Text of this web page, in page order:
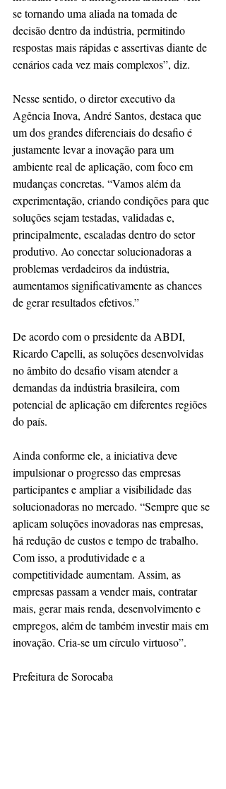
se tornando uma aliada na tomada de
decisão dentro da indústria, permitindo
respostas mais rápidas e assertivas diante de
cenários cada vez mais complexos”, diz.
Nesse sentido, o diretor executivo da
Agência Inova, André Santos, destaca que
um dos grandes diferenciais do desafio é
justamente levar a inovação para um
ambiente real de aplicação, com foco em
mudanças concretas. “Vamos além da
experimentação, criando condições para que
soluções sejam testadas, validadas e,
principalmente, escaladas dentro do setor
produtivo. Ao conectar solucionadoras a
problemas verdadeiros da indústria,
aumentamos significativamente as chances
de gerar resultados efetivos.”
De acordo com o presidente da ABDI,
Ricardo Capelli, as soluções desenvolvidas
no âmbito do desafio visam atender a
demandas da indústria brasileira, com
potencial de aplicação em diferentes regiões
do país.
Ainda conforme ele, a iniciativa deve
impulsionar o progresso das empresas
participantes e ampliar a visibilidade das
solucionadoras no mercado. “Sempre que se
aplicam soluções inovadoras nas empresas,
há redução de custos e tempo de trabalho.
Com isso, a produtividade e a
competitividade aumentam. Assim, as
empresas passam a vender mais, contratar
mais, gerar mais renda, desenvolvimento e
empregos, além de também investir mais em
inovação. Cria-se um círculo virtuoso”.
Prefeitura de Sorocaba